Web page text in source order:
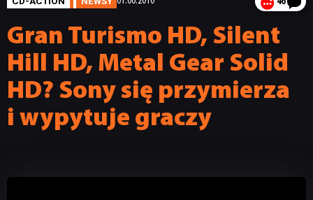
Gran Turismo HD, Silent
Hill HD, Metal Gear Solid
HD? Sony się przymierza
i wypytuje graczy